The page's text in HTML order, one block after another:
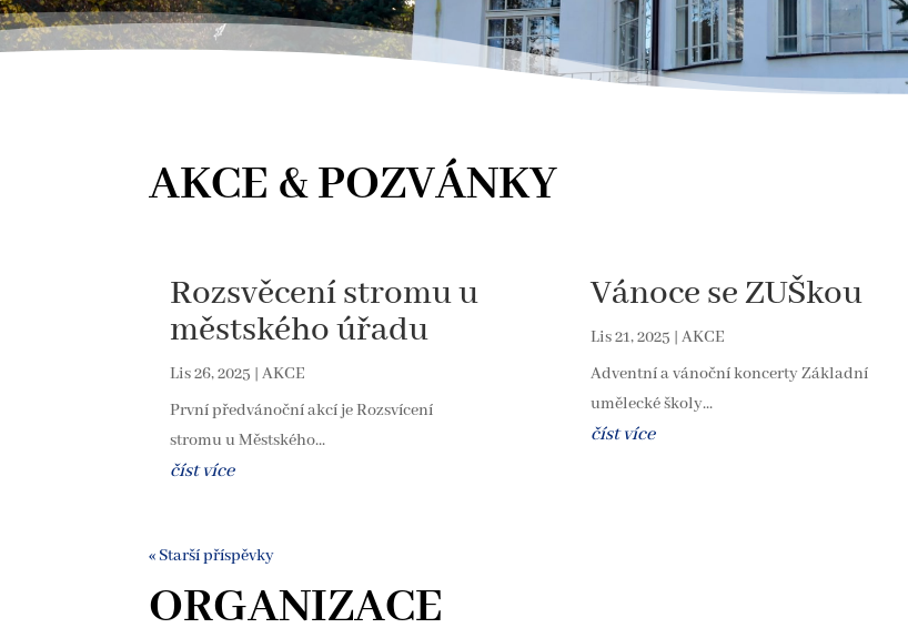
AKCE & POZVÁNKY
Rozsvěcení stromu u
městského úřadu
Lis 26, 2025 |AKCE
První předvánoční akcí je Rozsvícení
stromu u Městského...
číst více
Vánoce se ZUŠkou
Lis 21, 2025 | AKCE
Adventní a vánoční koncerty Základní
umělecké školy...
číst více
« Starší příspěvky
ORGANIZACE